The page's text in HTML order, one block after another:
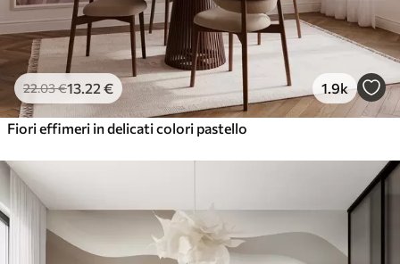
22.03€13 .22 € 1.9k
Fiori effimeri in delicati colori pastello